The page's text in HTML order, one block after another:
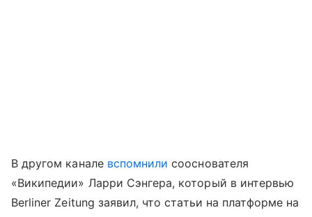
В другом канале вспомнили сооснователя
«Википедии» Ларри Сэнгера, который в интервью
Berliner Zeitung заявил, что статьи на платформе на